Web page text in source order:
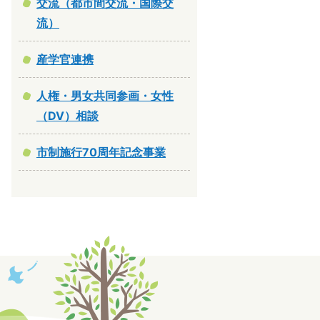
交流（都市間交流・国際交
流）
産学官連携
人権・男女共同参画・女性
（DV）相談
市制施行70周年記念事業